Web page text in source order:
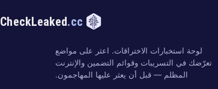
CheckLeaked.cc
لوحة استخبارات الاختراقات. اعثر على مواضع
تعرّضك في التسريبات وقوائم التضمين والإنترنت
المظلم — قبل أن يعثر عليها المهاجمون.